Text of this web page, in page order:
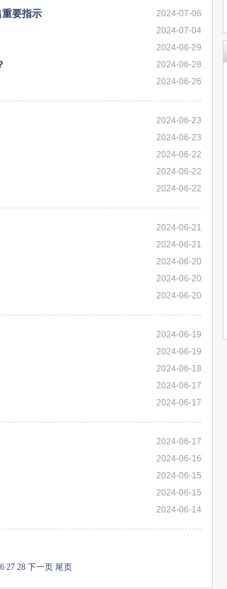
2024-07-06
要指示
2024-07-04
2024-06-29
2024-06-28
2024-06-26
2024-06-23
2024-06-23
2024-06-22
2024-06-22
2024-06-22
2024-06-21
2024-06-21
2024-06-20
2024-06-20
2024-06-20
2024-06-19
2024-06-19
2024-06-18
2024-06-17
2024-06-17
2024-06-17
2024-06-16
2024-06-15
2024-06-15
2024-06-14
27 28 下一页 尾页